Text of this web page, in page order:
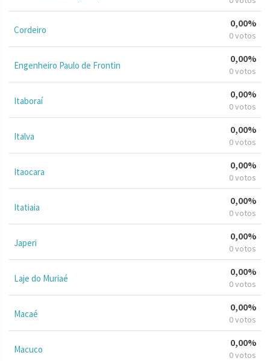
Cordeiro
0,00%
0 votos
Engenheiro Paulo de Frontin
0,00%
0 votos
Itaboraí
0,00%
0 votos
Italva
0,00%
0 votos
Itaocara
0,00%
0 votos
Itatiaia
0,00%
0 votos
Japeri
0,00%
0 votos
Laje do Muriaé
0,00%
0 votos
Macaé
0,00%
0 votos
Macuco
0,00%
0 votos